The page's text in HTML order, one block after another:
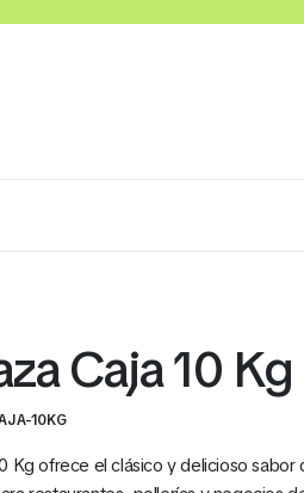
Caja 10 Kg
10KG
Kg ofrece el clásico y delicioso